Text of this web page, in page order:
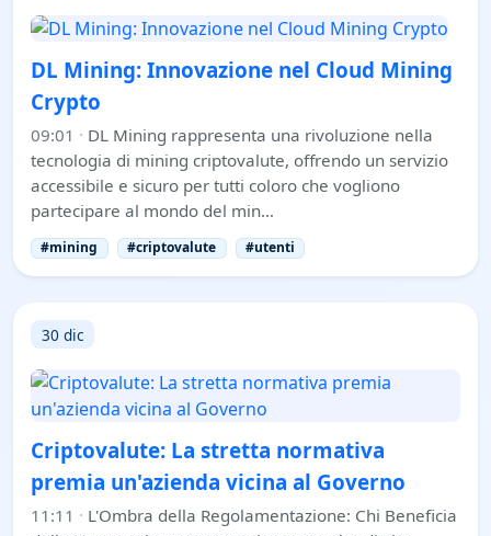
DL Mining: Innovazione nel Cloud Mining
Crypto
09:01 · DL Mining rappresenta una rivoluzione nella
tecnologia di mining criptovalute, offrendo un servizio
accessibile e sicuro per tutti coloro che vogliono
partecipare al mondo del min…
#mining #criptovalute #utenti
30 dic
Criptovalute: La stretta normativa
premia un'azienda vicina al Governo
11:11 · L'Ombra della Regolamentazione: Chi Beneficia